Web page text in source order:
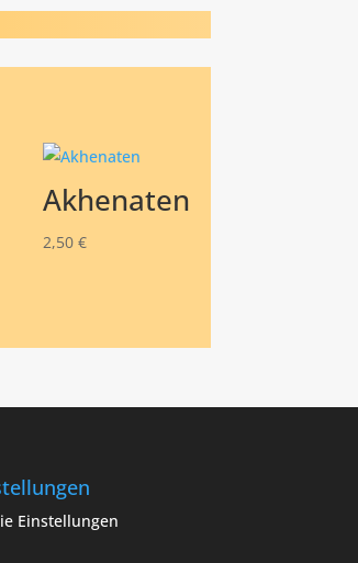
Akhenaten
2,50€
Einstellungen